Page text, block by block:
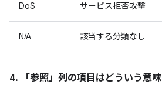
DoS サービス拒否攻撃
N/A 該当する分類なし
4. 「参照」 列の項目はどういう意